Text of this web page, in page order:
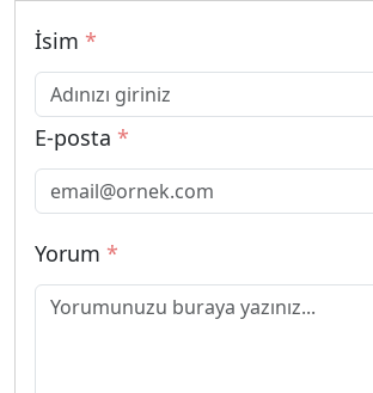
İsim *
E-posta *
Yorum *